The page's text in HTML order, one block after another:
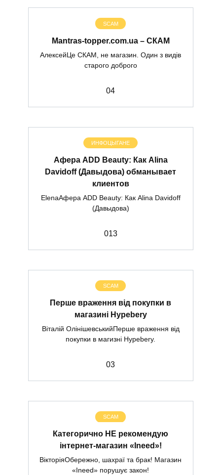
SCAM
Mantras-topper.com.ua – СКАМ
АлексейЦе СКАМ, не магазин. Один з видів
старого доброго
04
ИНФОЦЫГАНЕ
Афера ADD Beauty: Как Alina
Davidoff (Давыдова) обманывает
клиентов
ElenaАфера ADD Beauty: Как Alina Davidoff
(Давыдова)
013
SCAM
Перше враження від покупки в
магазині Hypebery
Віталій ОлінішевськийПерше враження від
покупки в магизні Hypebery.
03
SCAM
Категорично НЕ рекомендую
інтернет-магазин «Ineed»!
ВікторіяОбережно, шахраї та брак! Магазин
«Ineed» порушує закон!